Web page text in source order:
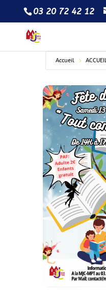
03 20 72 42 12
Accueil ACCUEIL